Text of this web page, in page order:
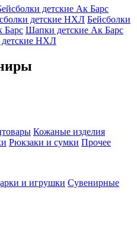
детские Ак Барс
детские НХЛ Бейсболки
Барс Шапки детские Ак Барс
НХЛ
Кожаные изделия
Рюкзаки и сумки Прочее
и игрушки Сувенирные